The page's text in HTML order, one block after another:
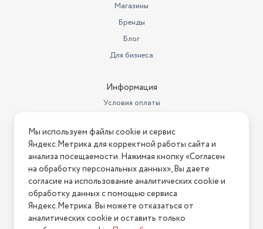
Магазины
Бренды
Блог
Для бизнеса
Информация
Условия оплаты
Условия возврата
Нашли ошибку на сайте? Напишите нам
2026 © Интернет-магазин "АстМаркет". У нас есть всё!
Политика конфиденциальности
Мы используем файлы cookie и сервис
Яндекс.Метрика для корректной работы сайта и
анализа посещаемости. Нажимая кнопку «Согласен
на обработку персональных данных», Вы даете
согласие на использование аналитических cookie и
обработку данных с помощью сервиса
Яндекс.Метрика. Вы можете отказаться от
аналитических cookie и оставить только